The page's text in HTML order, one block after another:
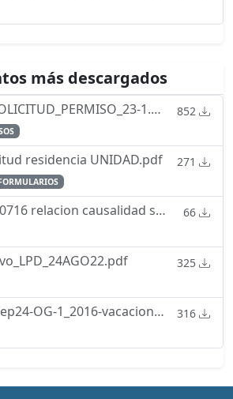
más descargados
FORMULARIO_SOLICITUD_PERMISO_23-1.pdf 852
residencia UNIDAD.pdf 271
Resolución 20260716 relacion causalidad servicio enfermedad 66
325
consolidado-30sep24-OG-1_2016-vacaciones-permisos-licencias.pdf 316